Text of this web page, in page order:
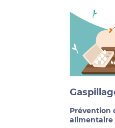
Prévention
alimentaire